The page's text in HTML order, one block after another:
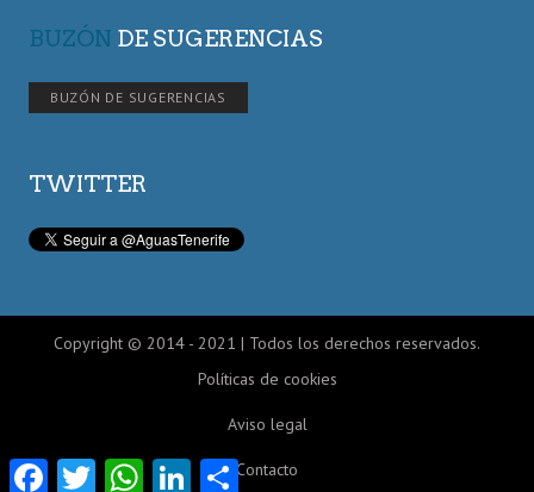
BUZÓN DE SUGERENCIAS
BUZÓN DE SUGERENCIAS
TWITTER
Copyright © 2014 - 2021 | Todos los derechos reservados.
Políticas de cookies
Aviso legal
Contacto
FacebookTwitter WhatsAppLinkedInCompartir